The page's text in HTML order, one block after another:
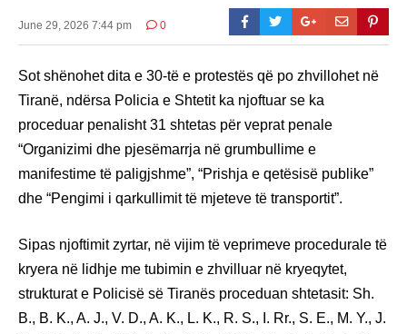
June 29, 2026 7:44 pm 0
Sot shënohet dita e 30-të e protestës që po zhvillohet në
Tiranë, ndërsa Policia e Shtetit ka njoftuar se ka
proceduar penalisht 31 shtetas për veprat penale
“Organizimi dhe pjesëmarrja në grumbullime e
manifestime të paligjshme”, “Prishja e qetësisë publike”
dhe “Pengimi i qarkullimit të mjeteve të transportit”.
Sipas njoftimit zyrtar, në vijim të veprimeve procedurale të
kryera në lidhje me tubimin e zhvilluar në kryeqytet,
strukturat e Policisë së Tiranës proceduan shtetasit: Sh.
B., B. K., A. J., V. D., A. K., L. K., R. S., I. Rr., S. E., M. Y., J.